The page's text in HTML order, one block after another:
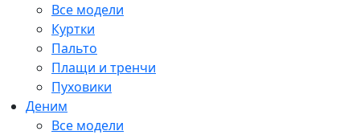
Все модели
Куртки
Пальто
Плащи и тренчи
Пуховики
Деним
Все модели